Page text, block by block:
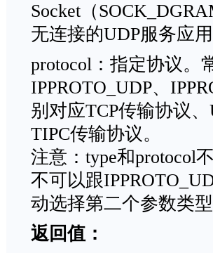
Socket（
无连接的UDP服务应用
protocol：指定协议。
IPPROTO_UDP、
别对应TCP传输协议
TIPC传输协议。
注意：type和protocol
不可以跟
动选择第二个参数类
返回值：